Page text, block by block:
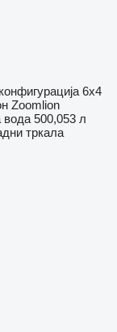
6x4
Zoomlion
вода 500,053 л
тркала